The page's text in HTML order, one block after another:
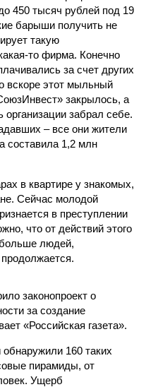
450 тысяч рублей под 19
барыши получить не
такую
то фирма. Конечно
за счет других
вскоре этот мыльный
закрылось, а
организации забрал себе.
– все они жители
1,2 млн
в квартире у знакомых,
Сейчас молодой
в преступлении
что от действий этого
людей,
законопроект о
за создание
«Российская газета».
160 таких
пирамиды, от
Ущерб